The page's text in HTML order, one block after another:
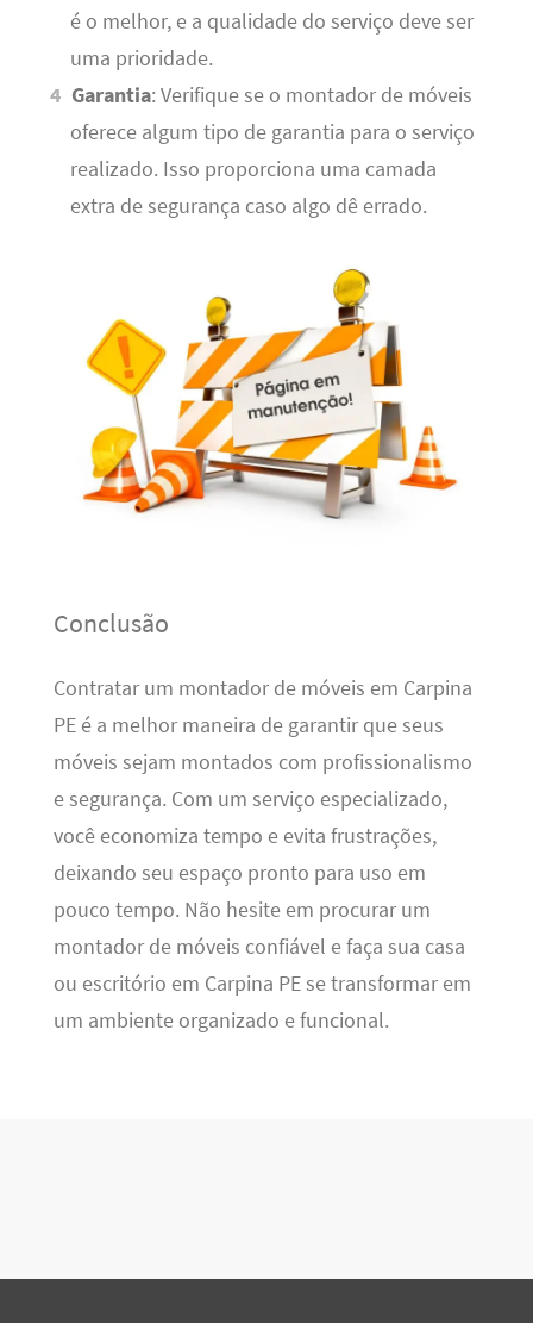
é o melhor, e a qualidade do serviço deve ser
uma prioridade.
Garantia: Verifique se o montador de móveis
oferece algum tipo de garantia para o serviço
realizado. Isso proporciona uma camada
extra de segurança caso algo dê errado.
Conclusão
Contratar um montador de móveis em Carpina
PE é a melhor maneira de garantir que seus
móveis sejam montados com profissionalismo
e segurança. Com um serviço especializado,
você economiza tempo e evita frustrações,
deixando seu espaço pronto para uso em
pouco tempo. Não hesite em procurar um
montador de móveis confiável e faça sua casa
ou escritório em Carpina PE se transformar em
um ambiente organizado e funcional.